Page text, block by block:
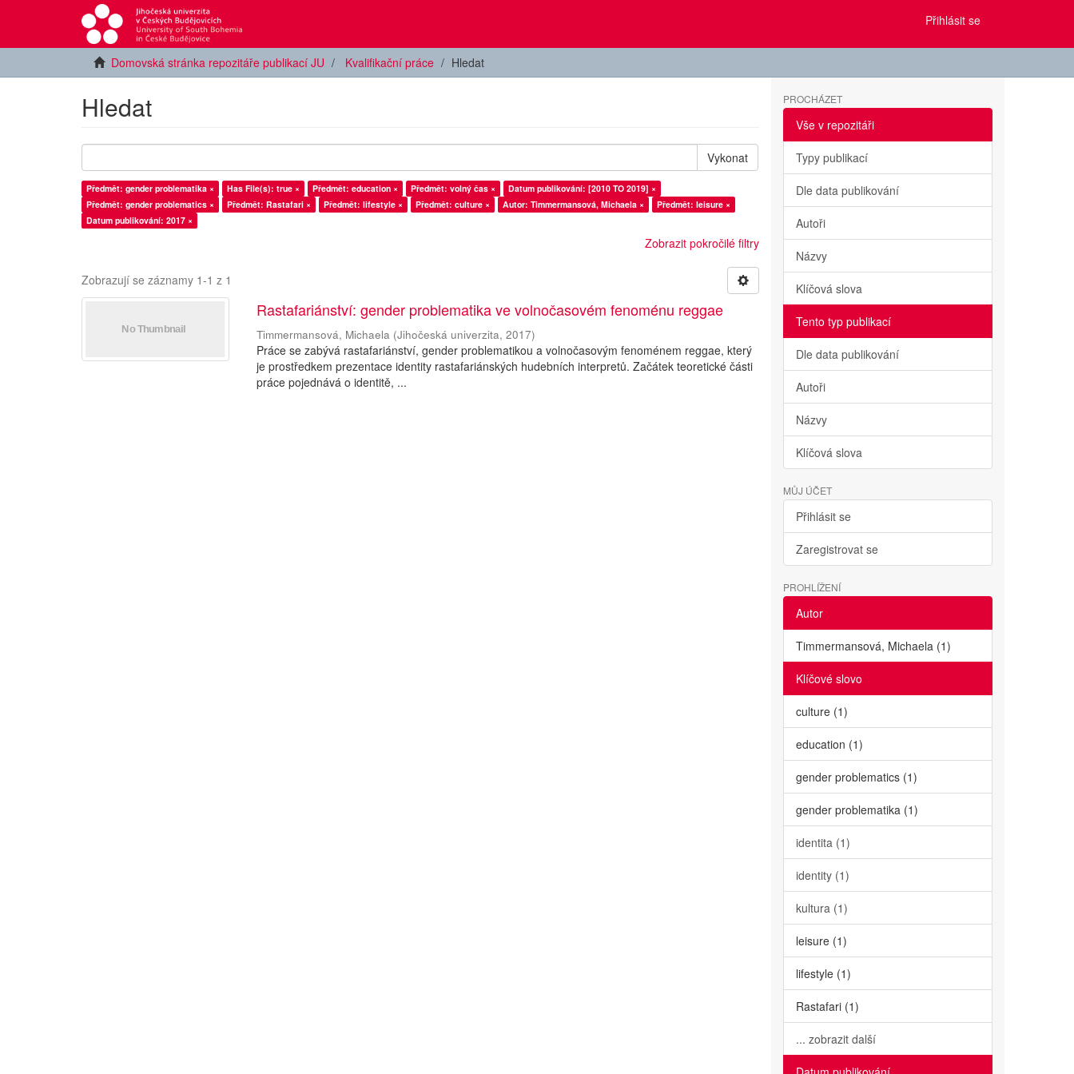
Přihlásit se
Domovská stránka repozitáře publikací JU Kvalifikační práce Hledat
Hledat
Vykonat
Předmět: gender problematika × Has File(s): true × Předmět: education × Předmět: volný čas ×
Datum publikování: [2010 TO 2019] ×
Předmět: gender problematics ×
Předmět: Rastafari × Předmět: lifestyle × Předmět: culture × Autor: Timmermansová, Michaela ×
Předmět: leisure ×
Datum publikování: 2017 ×
Zobrazit pokročilé filtry
Zobrazují se záznamy 1-1 z 1
Rastafariánství: gender problematika ve volnočasovém fenoménu reggae
Timmermansová, Michaela (Jihočeská univerzita,2017)
Práce se zabývá rastafariánství, gender problematikou a volnočasovým fenoménem reggae, který
je prostředkem prezentace identity rastafariánských hudebních interpretů. Začátek teoretické části
práce pojednává o identitě, ...
PROCHÁZET
Vše v repozitáři
Typy publikací
Dle data publikování
Autoři
Názvy
Klíčová slova
Tento typ publikací
Dle data publikování
Autoři
Názvy
Klíčová slova
MŮJ ÚČET
Přihlásit se
Zaregistrovat se
PROHLÍŽENÍ
Autor
Timmermansová, Michaela (1)
Klíčové slovo
culture (1)
education (1)
gender problematics (1)
gender problematika (1)
identita (1)
identity (1)
kultura (1)
leisure (1)
lifestyle (1)
Rastafari (1)
... zobrazit další